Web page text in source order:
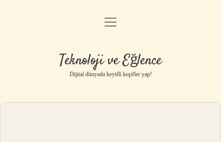
Anasayfa
Yasal Uyarı
menüyü
Teknoloji ve Eğlence
Dijital dünyada keyifli keşifler yap!